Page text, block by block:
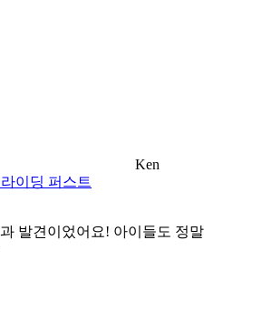
Ken
이딩 퍼스트
발견이었어요! 아이들도 정말